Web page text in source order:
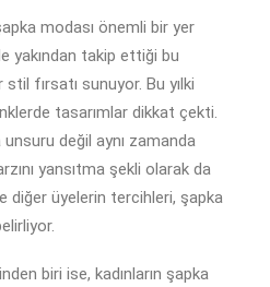
modası önemli bir yer
yakından takip ettiği bu
fırsatı sunuyor. Bu yılki
tasarımlar dikkat çekti.
değil aynı zamanda
yansıtma şekli olarak da
diğer üyelerin tercihleri, şapka
biri ise, kadınların şapka